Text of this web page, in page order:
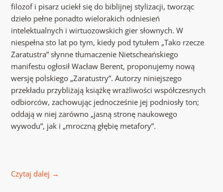
filozof i pisarz uciekł się do biblijnej stylizacji, tworząc
dzieło pełne ponadto wielorakich odniesień
intelektualnych i wirtuozowskich gier słownych. W
niespełna sto lat po tym, kiedy pod tytułem „Tako rzecze
Zaratustra” słynne tłumaczenie Nietscheańskiego
manifestu ogłosił Wacław Berent, proponujemy nową
wersję polskiego „Zaratustry”. Autorzy niniejszego
przekładu przybliżają książkę wrażliwości współczesnych
odbiorców, zachowując jednocześnie jej podniosły ton;
oddają w niej zarówno „jasną stronę naukowego
wywodu”, jak i „mroczną głębię metafory”.
Czytaj dalej →